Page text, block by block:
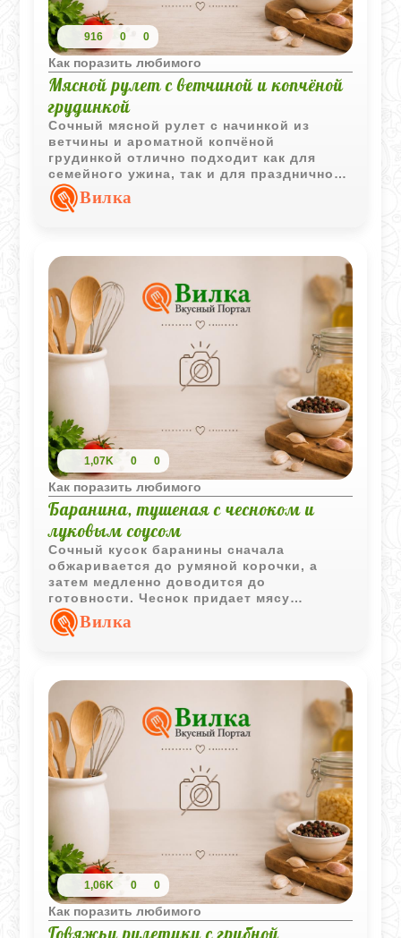
916 0 0
Как поразить любимого
Мясной рулет с ветчиной и копчёной
грудинкой
Сочный мясной рулет с начинкой из
ветчины и ароматной копчёной
грудинкой отлично подходит как для
семейного ужина, так и для праздничного
стола. Во время запекания мясо
пропитывается собственным соком и
Вилка
1,07K 0 0
Как поразить любимого
Баранина, тушеная с чесноком и
луковым соусом
Сочный кусок баранины сначала
обжаривается до румяной корочки, а
затем медленно доводится до
готовности. Чеснок придает мясу
выразительный аромат, а легкий
луковый соус удачно дополняет подачу.
Вилка
1,06K 0 0
Как поразить любимого
Говяжьи рулетики с грибной